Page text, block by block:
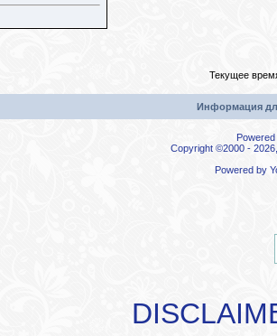
Текущее
Информация
Copyright ©2000 -
Powered by